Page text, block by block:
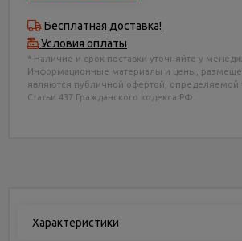
Бесплатная доставка!
Условия оплаты
* Наличие и срок поставки уточняйте у
Информационные материалы и цены,
являются публичной офертой,
Статьи 437 Гражданского кодекса РФ.
Характеристики